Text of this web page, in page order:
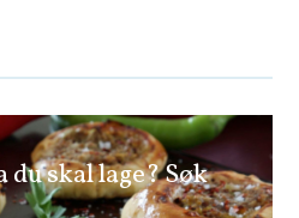
du skal lage? Søk